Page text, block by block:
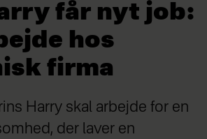
får nyt job:
hos
firma
Harry skal arbejde for en
der laver en